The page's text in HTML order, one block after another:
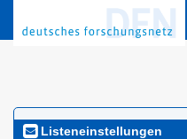
Listeneinstellungen